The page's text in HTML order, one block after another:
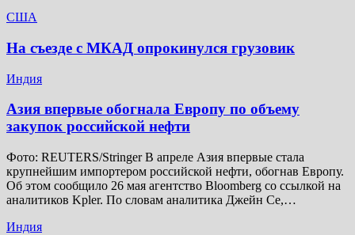
США
На съезде с МКАД опрокинулся грузовик
Индия
Азия впервые обогнала Европу по объему
закупок российской нефти
Фото: REUTERS/Stringer В апреле Азия впервые стала
крупнейшим импортером российской нефти, обогнав Европу.
Об этом сообщило 26 мая агентство Bloomberg со ссылкой на
аналитиков Kpler. По словам аналитика Джейн Се,…
Индия